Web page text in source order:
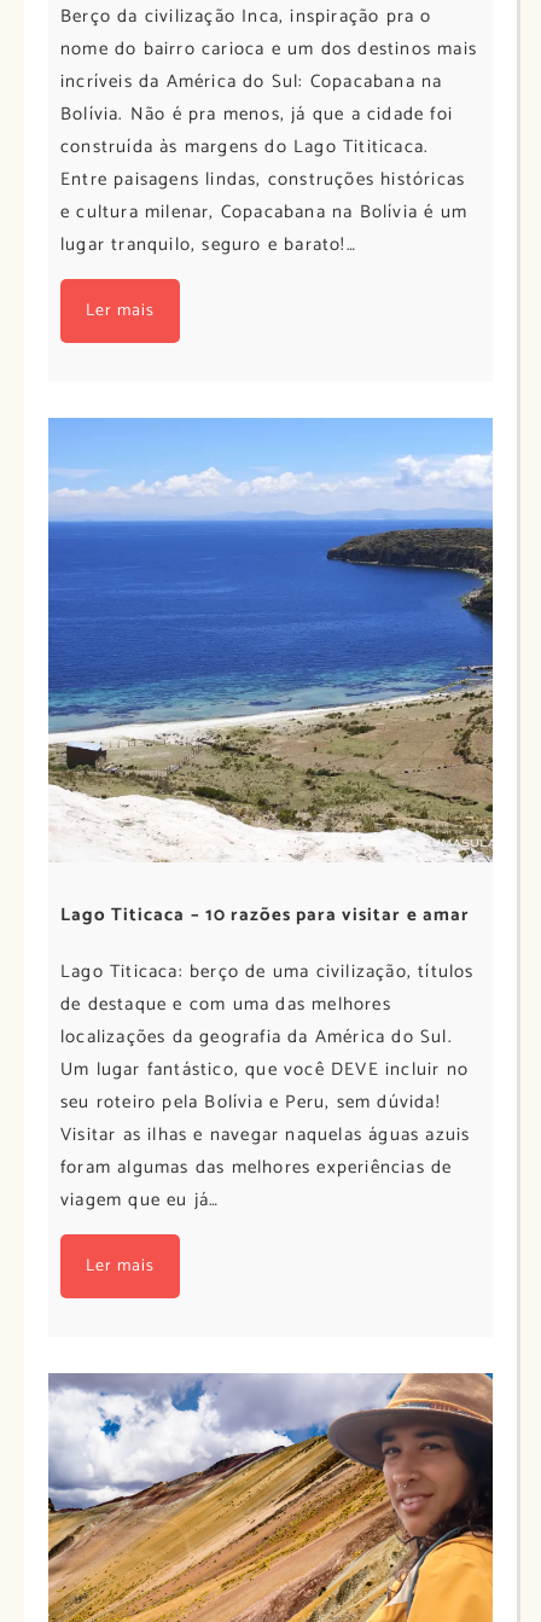
Berço da civilização Inca, inspiração pra o
nome do bairro carioca e um dos destinos mais
incríveis da América do Sul: Copacabana na
Bolívia. Não é pra menos, já que a cidade foi
construída às margens do Lago Tititicaca.
Entre paisagens lindas, construções históricas
e cultura milenar, Copacabana na Bolívia é um
lugar tranquilo, seguro e barato!…
Ler mais
Lago Titicaca – 10 razões para visitar e amar
Lago Titicaca: berço de uma civilização, títulos
de destaque e com uma das melhores
localizações da geografia da América do Sul.
Um lugar fantástico, que você DEVE incluir no
seu roteiro pela Bolívia e Peru, sem dúvida!
Visitar as ilhas e navegar naquelas águas azuis
foram algumas das melhores experiências de
viagem que eu já…
Ler mais